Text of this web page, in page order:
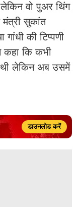
वो पुअर थिंग
मंत्री सुकांत
गांधी की टिप्पणी
कहा कि कभी
थी लेकिन अब उसमें
डाउनलोड करें